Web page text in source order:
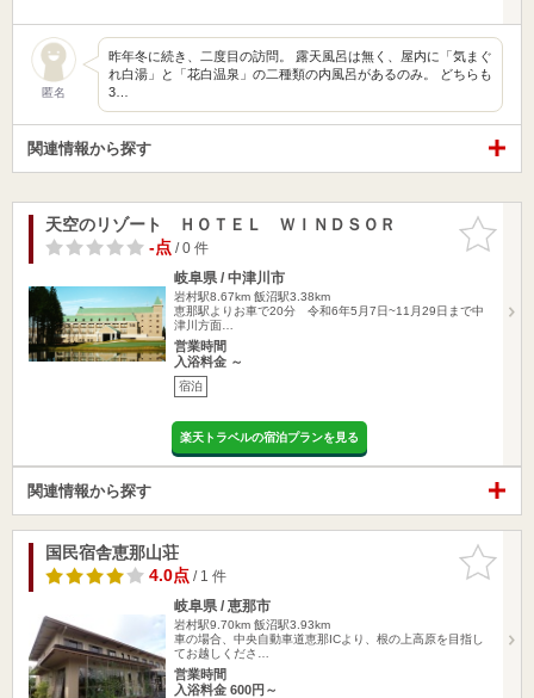
匿名
昨年冬に続き、二度目の訪問。 露天風呂は無く、屋内に「気まぐ
れ白湯」と「花白温泉」の二種類の内風呂があるのみ。 どちらも
3…
関連情報から探す
お気に入
りに追加
天空のリゾート ＨＯＴＥＬ ＷＩＮＤＳＯＲ
-点/ 0 件
岐阜県 / 中津川市
岩村駅8.67km 飯沼駅3.38km
恵那駅よりお車で20分 令和6年5月7日~11月29日まで中
津川方面…
営業時間
入浴料金 ～
宿泊
楽天トラベルの宿泊プランを見る
関連情報から探す
お気に入
りに追加
国民宿舎恵那山荘
4.0点/ 1 件
岐阜県 / 恵那市
岩村駅9.70km 飯沼駅3.93km
車の場合、中央自動車道恵那ICより、根の上高原を目指し
てお越しくださ…
営業時間
入浴料金 600円～